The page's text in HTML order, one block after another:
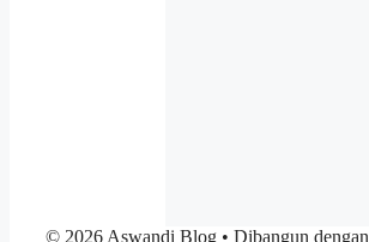
© 2026 Aswandi Blog • Dibangun dengan